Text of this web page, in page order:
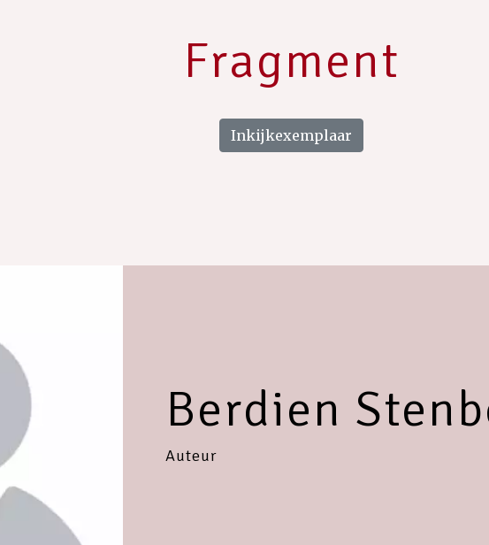
Fragment
Inkijkexemplaar
Berdien
Auteur